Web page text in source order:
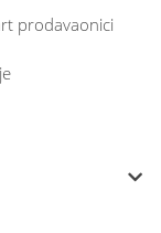
prodavaonici